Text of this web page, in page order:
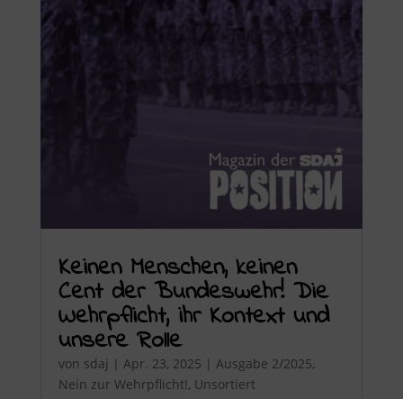
Keinen Menschen, keinen
Cent der Bundeswehr! Die
Wehrpflicht, ihr Kontext und
unsere Rolle
von sdaj | Apr. 23, 2025 | Ausgabe 2/2025,
Nein zur Wehrpflicht!, Unsortiert